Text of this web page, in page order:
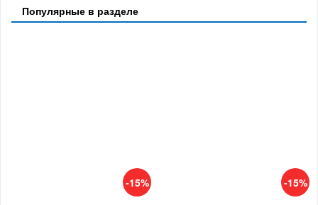
Популярные в разделе
-15% -15%